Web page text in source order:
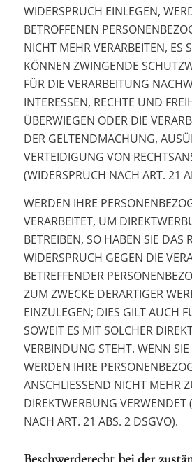
WIDERSPRUCH EINLEGEN,
BETROFFENEN
NICHT MEHR VERARBEITEN, ES
KÖNNEN ZWINGENDE
FÜR DIE VERARBEITUNG
INTERESSEN, RECHTE UND
ÜBERWIEGEN ODER DIE
DER GELTENDMACHUNG,
VERTEIDIGUNG VON
(WIDERSPRUCH NACH ART. 21
WERDEN IHRE
VERARBEITET, UM
BETREIBEN, SO HABEN SIE DAS
WIDERSPRUCH GEGEN DIE
BETREFFENDER
ZUM ZWECKE DERARTIGER
EINZULEGEN; DIES GILT AUCH
SOWEIT ES MIT SOLCHER
VERBINDUNG STEHT. WENN
WERDEN IHRE
ANSCHLIESSEND NICHT MEHR
DIREKTWERBUNG VERWENDET
NACH ART. 21 ABS. 2 DSGVO).